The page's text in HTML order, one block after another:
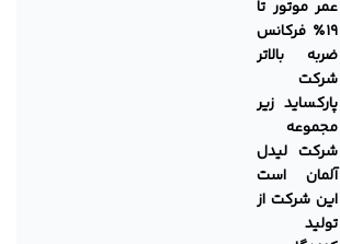
عمر موتور تا
۱۹٪ فرکانس
ضربه بالاتر
شرکت
پارکساید زیر
مجموعه
شرکت لیدل
آلمان است
این شرکت از
تولید